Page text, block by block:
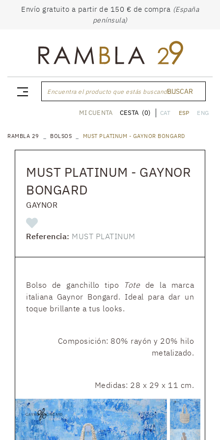
Envío gratuito a partir de 150 € de compra (España
península)
Encuentra el producto que estás buscando...BUSCAR
CAT ESP ENG
MI CUENTA CESTA (0)
RAMBLA 29 BOLSOS MUST PLATINUM - GAYNOR BONGARD
MUST PLATINUM - GAYNOR
BONGARD
GAYNOR
Referencia: MUST PLATINUM
Bolso de ganchillo tipo Tote de la marca
italiana Gaynor Bongard. Ideal para dar un
toque brillante a tus looks.
Composición: 80% rayón y 20% hilo
metalizado.
Medidas: 28 x 29 x 11 cm.